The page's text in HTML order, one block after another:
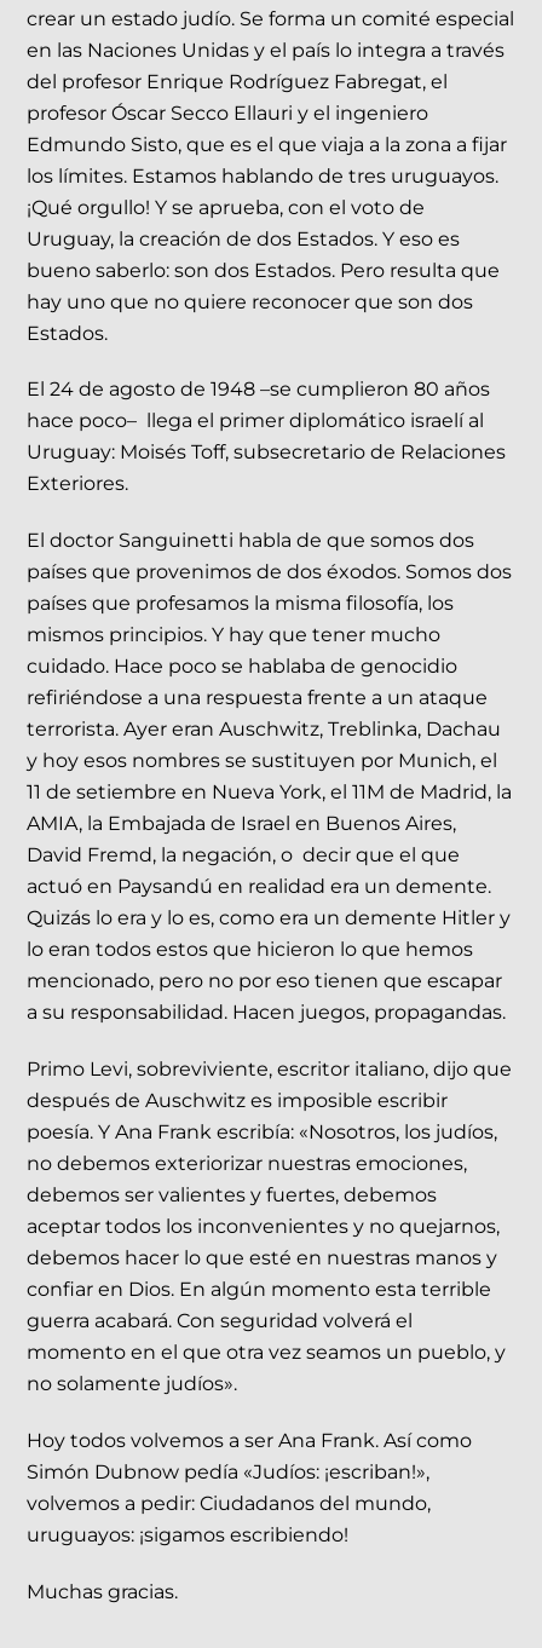
crear un estado judío. Se forma un comité especial
en las Naciones Unidas y el país lo integra a través
del profesor Enrique Rodríguez Fabregat, el
profesor Óscar Secco Ellauri y el ingeniero
Edmundo Sisto, que es el que viaja a la zona a fijar
los límites. Estamos hablando de tres uruguayos.
¡Qué orgullo! Y se aprueba, con el voto de
Uruguay, la creación de dos Estados. Y eso es
bueno saberlo: son dos Estados. Pero resulta que
hay uno que no quiere reconocer que son dos
Estados.
El 24 de agosto de 1948 –se cumplieron 80 años
hace poco– llega el primer diplomático israelí al
Uruguay: Moisés Toff, subsecretario de Relaciones
Exteriores.
El doctor Sanguinetti habla de que somos dos
países que provenimos de dos éxodos. Somos dos
países que profesamos la misma filosofía, los
mismos principios. Y hay que tener mucho
cuidado. Hace poco se hablaba de genocidio
refiriéndose a una respuesta frente a un ataque
terrorista. Ayer eran Auschwitz, Treblinka, Dachau
y hoy esos nombres se sustituyen por Munich, el
11 de setiembre en Nueva York, el 11M de Madrid, la
AMIA, la Embajada de Israel en Buenos Aires,
David Fremd, la negación, o decir que el que
actuó en Paysandú en realidad era un demente.
Quizás lo era y lo es, como era un demente Hitler y
lo eran todos estos que hicieron lo que hemos
mencionado, pero no por eso tienen que escapar
a su responsabilidad. Hacen juegos, propagandas.
Primo Levi, sobreviviente, escritor italiano, dijo que
después de Auschwitz es imposible escribir
poesía. Y Ana Frank escribía: «Nosotros, los judíos,
no debemos exteriorizar nuestras emociones,
debemos ser valientes y fuertes, debemos
aceptar todos los inconvenientes y no quejarnos,
debemos hacer lo que esté en nuestras manos y
confiar en Dios. En algún momento esta terrible
guerra acabará. Con seguridad volverá el
momento en el que otra vez seamos un pueblo, y
no solamente judíos».
Hoy todos volvemos a ser Ana Frank. Así como
Simón Dubnow pedía «Judíos: ¡escriban!»,
volvemos a pedir: Ciudadanos del mundo,
uruguayos: ¡sigamos escribiendo!
Muchas gracias.